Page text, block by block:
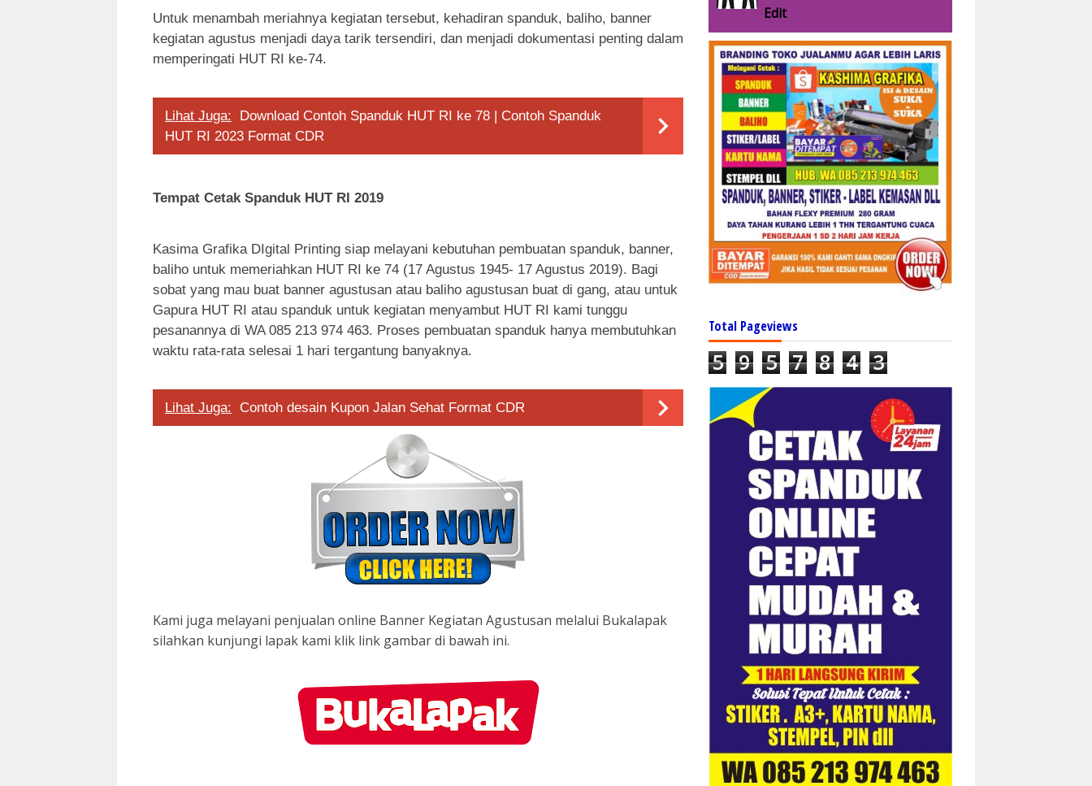
Untuk menambah meriahnya kegiatan tersebut, kehadiran spanduk, baliho, banner
kegiatan agustus menjadi daya tarik tersendiri, dan menjadi dokumentasi penting dalam
memperingati HUT RI ke-74.
Lihat Juga:
Download Contoh Spanduk HUT RI ke 78 | Contoh Spanduk
HUT RI 2023 Format CDR
Tempat Cetak Spanduk HUT RI 2019
Kasima Grafika DIgital Printing siap melayani kebutuhan pembuatan spanduk, banner,
baliho untuk memeriahkan HUT RI ke 74 (17 Agustus 1945- 17 Agustus 2019). Bagi
sobat yang mau buat banner agustusan atau baliho agustusan buat di gang, atau untuk
Gapura HUT RI atau spanduk untuk kegiatan menyambut HUT RI kami tunggu
pesanannya di WA 085 213 974 463. Proses pembuatan spanduk hanya membutuhkan
waktu rata-rata selesai 1 hari tergantung banyaknya.
Lihat Juga: Contoh desain Kupon Jalan Sehat Format CDR
Kami juga melayani penjualan online Banner Kegiatan Agustusan melalui Bukalapak
silahkan kunjungi lapak kami klik link gambar di bawah ini.
Edit
Total Pageviews
5 9 5 7 8 4 3